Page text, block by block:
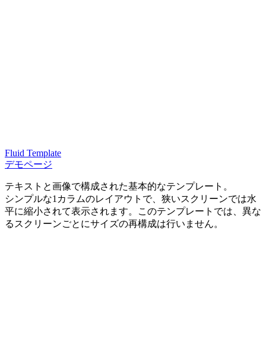
Fluid Template
デモページ
テキストと画像で構成された基本的なテンプレート。
シンプルな1カラムのレイアウトで、狭いスクリーンでは水
平に縮小されて表示されます。このテンプレートでは、異な
るスクリーンごとにサイズの再構成は行いません。